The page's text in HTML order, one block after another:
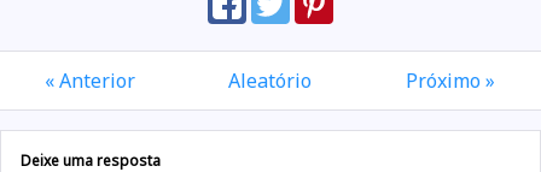
« Anterior Aleatório Próximo »
Deixe uma resposta